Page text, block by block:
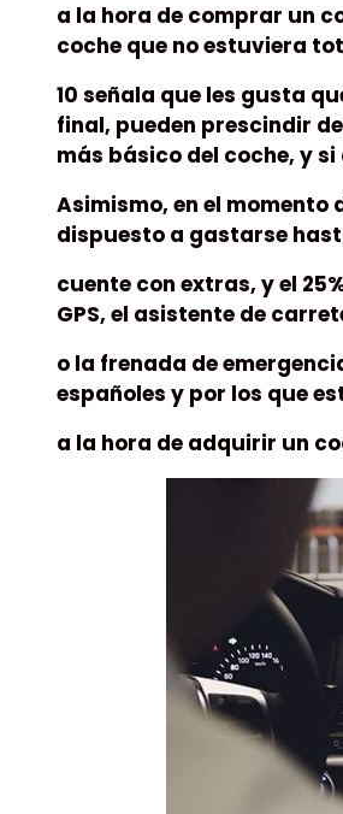
a la hora de comprar un
coche que no estuviera
10 señala que les gusta
final, pueden prescindir
más básico del coche, y
Asimismo, en el momento
dispuesto a gastarse
cuente con extras, y el
GPS, el asistente de
o la frenada de
españoles y por los que
a la hora de adquirir un